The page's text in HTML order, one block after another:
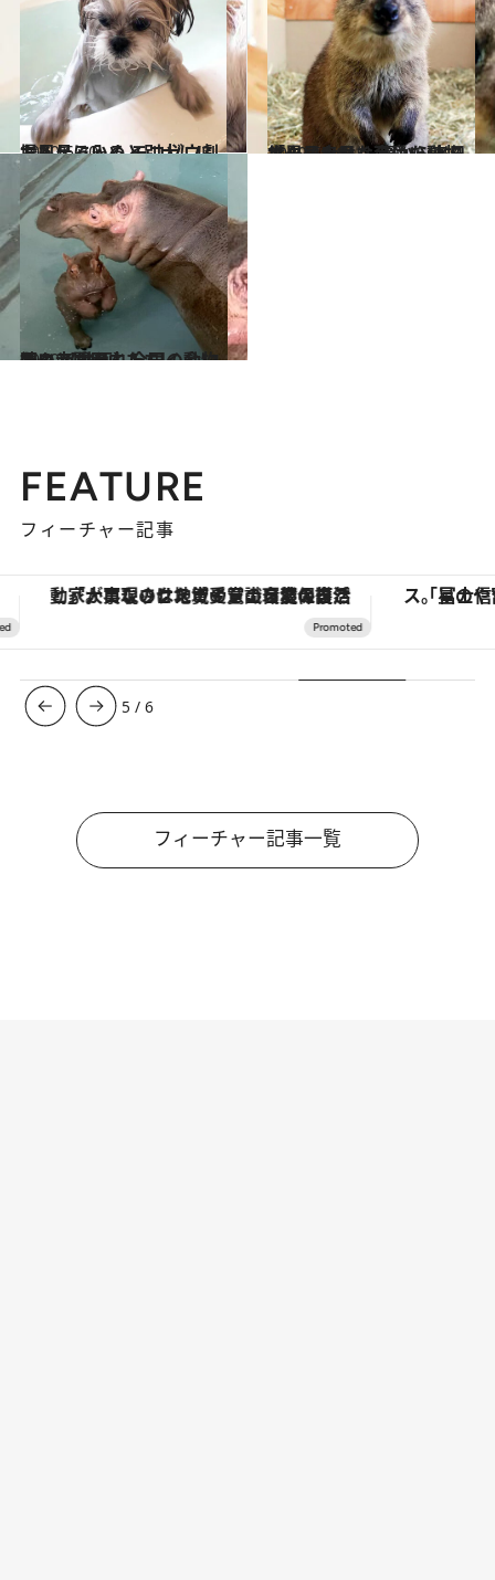
2020.6.30
お風呂に入ると別犬に!? おもしろいぬ モコゾウ劇場
カルチャー 2020.5.26
世界一幸せな可愛い動物「クオッカ」 豪から来日で一日も早く会いたい！
旅＆お出かけ
2020.6.19
続々と開園中！ 早く会いたい 【動画】全国の動物園の赤ちゃんたち
ライフスタイル
FEATURE
フィーチャー記事
「星のや富士」でデジタルデトックス。冨士信仰の歴史を辿り、心身を調える。 ヴァシュロン・コンスタン
6 /6
フィーチャー記事一覧